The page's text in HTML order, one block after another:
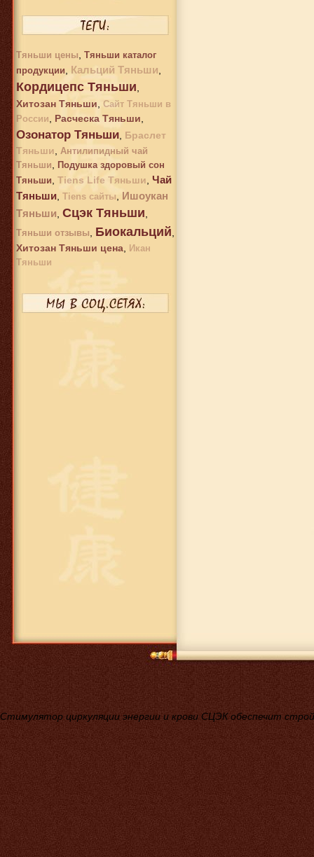
2 242 руб.
Хитозан Тяньши
649 руб.
капсулы
5 900 руб.
Расческа Тяньши
(массажер
электростимулятор)
Тяньши цены Тяньши каталог
продукции
Кальций Тяньши
Кордицепс Тяньши
Хитозан Тяньши Сайт Тяньши в
России
Расческа Тяньши
Озонатор Тяньши Браслет
Тяньши Антилипидный чай
Тяньши
Подушка здоровый сон
Тяньши Tiens Life Тяньши Чай
Тяньши Tiens сайты
Ишоукан
Тяньши Сцэк Тяньши
Тяньши отзывы Биокальций
Хитозан Тяньши цена
Икан
Тяньши
Стимулятор циркуляции энергии и крови СЦЭК обеспечит